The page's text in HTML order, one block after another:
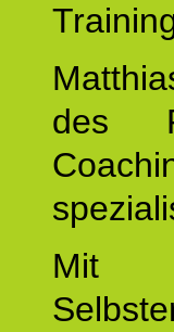
des
Mit